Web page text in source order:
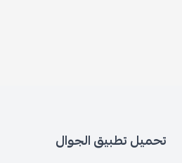
تحميل تطبيق الجوال